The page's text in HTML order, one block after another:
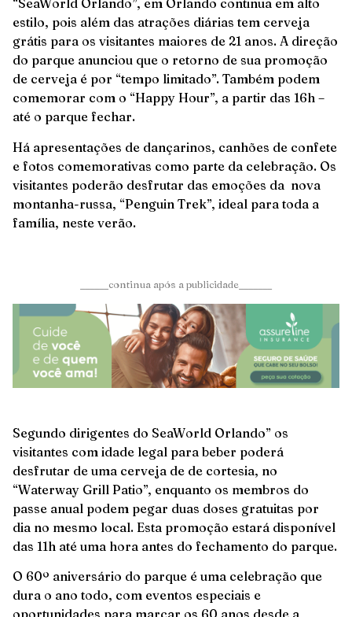
“SeaWorld Orlando”, em Orlando continua em alto
estilo, pois além das atrações diárias tem cerveja
grátis para os visitantes maiores de 21 anos. A direção
do parque anunciou que o retorno de sua promoção
de cerveja é por “tempo limitado”. Também podem
comemorar com o “Happy Hour”, a partir das 16h –
até o parque fechar.
Há apresentações de dançarinos, canhões de confete
e fotos comemorativas como parte da celebração. Os
visitantes poderão desfrutar das emoções da nova
montanha-russa, “Penguin Trek”, ideal para toda a
família, neste verão.
______continua após a publicidade_______
Segundo dirigentes do SeaWorld Orlando” os
visitantes com idade legal para beber poderá
desfrutar de uma cerveja de de cortesia, no
“Waterway Grill Patio”, enquanto os membros do
passe anual podem pegar duas doses gratuitas por
dia no mesmo local. Esta promoção estará disponível
das 11h até uma hora antes do fechamento do parque.
O 60º aniversário do parque é uma celebração que
dura o ano todo, com eventos especiais e
oportunidades para marcar os 60 anos desde a